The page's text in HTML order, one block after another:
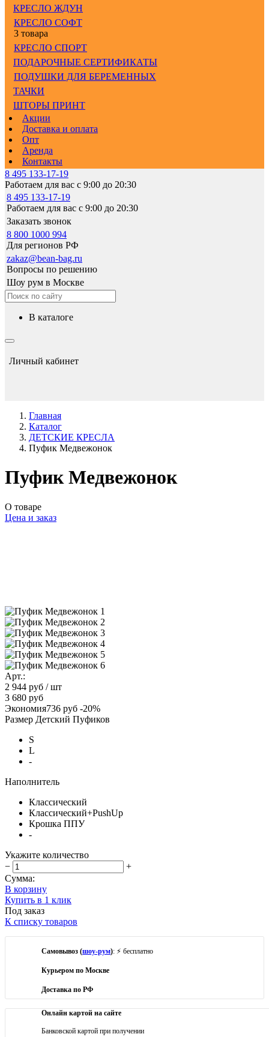
КРЕСЛО ЖДУН
КРЕСЛО СОФТ
3 товара
КРЕСЛО СПОРТ
ПОДАРОЧНЫЕ СЕРТИФИКАТЫ
ПОДУШКИ ДЛЯ БЕРЕМЕННЫХ
ТАЧКИ
ШТОРЫ ПРИНТ
Акции
Доставка и оплата
Опт
Аренда
Контакты
8 495 133-17-19
Работаем для вас с 9:00 до 20:30
8 495 133-17-19
Работаем для вас с 9:00 до 20:30
Заказать звонок
8 800 1000 994
Для регионов РФ
zakaz@bean-bag.ru
Вопросы по решению
Шоу рум в Москве
в каталоге
Личный кабинет
Главная
Каталог
ДЕТСКИЕ КРЕСЛА
Пуфик Медвежонок
Пуфик Медвежонок
О товаре
Цена и заказ
Арт.:
2 944 руб / шт
3 680 руб
Экономия736 руб -20%
Размер Детский Пуфиков
S
L
-
Наполнитель
Классический
Классический+PushUp
Крошка ППУ
-
Укажите количество
−
+
Сумма:
В корзину
Купить в 1 клик
Под заказ
К списку товаров
Самовывоз (шоу-рум): ⚡ бесплатно
Курьером по Москве
Доставка по РФ
Онлайн картой на сайте
Банковской картой при получении